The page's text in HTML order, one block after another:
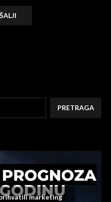
PRETRAGA
marketing